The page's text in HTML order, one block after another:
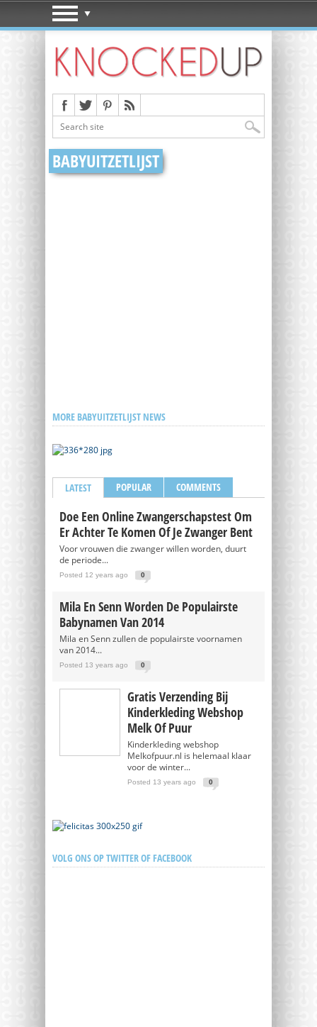
BABYUITZETLIJST
MORE BABYUITZETLIJST NEWS
LATEST POPULAR COMMENTS
Doe Een Online Zwangerschapstest Om
Er Achter Te Komen Of Je Zwanger Bent
Voor vrouwen die zwanger willen worden, duurt
de periode...
Posted 12 years ago 0
Mila En Senn Worden De Populairste
Babynamen Van 2014
Mila en Senn zullen de populairste voornamen
van 2014...
Posted 13 years ago 0
Gratis Verzending Bij
Kinderkleding Webshop
Melk Of Puur
Kinderkleding webshop
Melkofpuur.nl is helemaal klaar
voor de winter...
Posted 13 years ago 0
VOLG ONS OP TWITTER OF FACEBOOK